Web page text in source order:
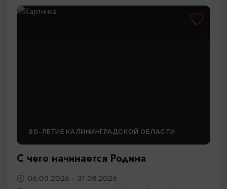
80-ЛЕТИЕ КАЛИНИНГРАДСКОЙ ОБЛАСТИ
С чего начинается Родина
06.03.2026 - 31.08.2026